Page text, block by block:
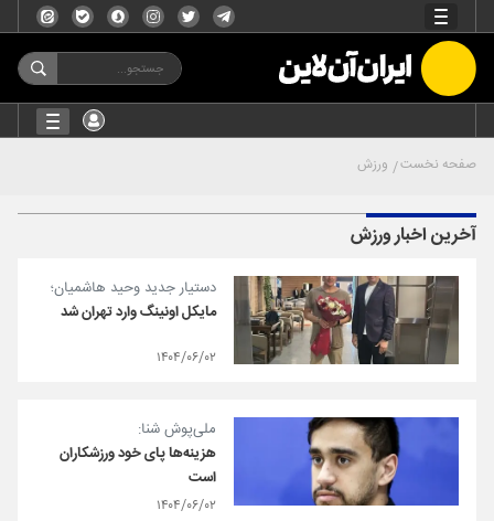
صفحه نخست ورزش
آخرین اخبار ورزش
دستیار جدید وحید هاشمیان؛
مایکل اونینگ وارد تهران شد
۱۴۰۴/۰۶/۰۲
ملی‌پوش شنا:
هزینه‌ها پای خود ورزشکاران
است
۱۴۰۴/۰۶/۰۲